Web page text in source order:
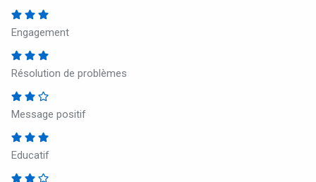
Engagement
Résolution de problèmes
Message positif
Educatif